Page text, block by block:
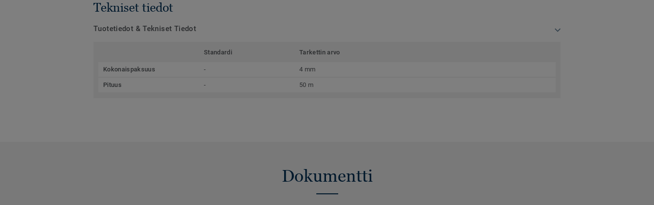
Tekniset tiedot
Tuotetiedot & Tekniset Tiedot
Standardi Tarkettin arvo
Kokonaispaksuus - 4 mm
Pituus - 50 m
Dokumentti